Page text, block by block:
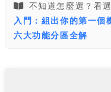
不知道怎麼選？看
入門：組出你的第一個
六大功能分區全解